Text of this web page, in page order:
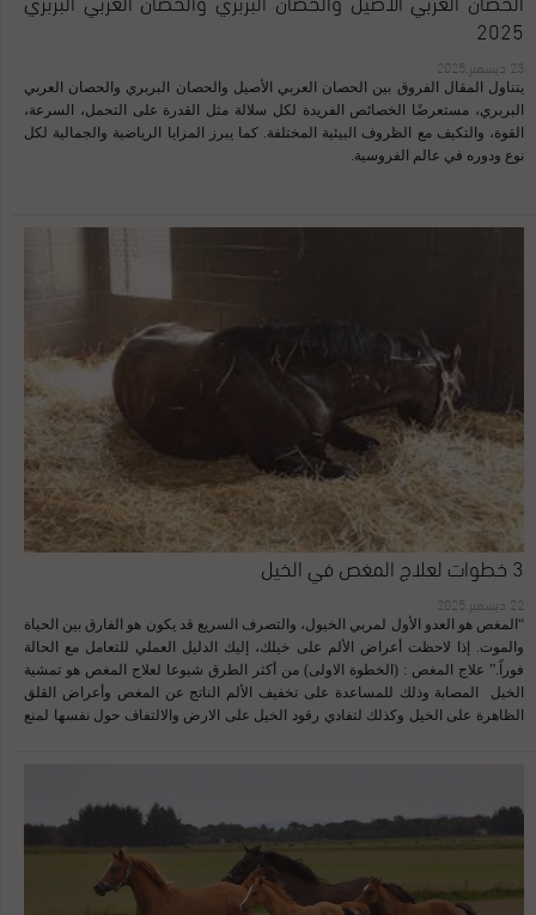
2025
23 ديسمبر,2025
يتناول المقال الفروق بين الحصان العربي الأصيل والحصان البربري والحصان العربي
البربري، مستعرضًا الخصائص الفريدة لكل سلالة مثل القدرة على التحمل، السرعة،
القوة، والتكيف مع الظروف البيئية المختلفة. كما يبرز المزايا الرياضية والجمالية لكل
نوع ودوره في عالم الفروسية.
3 خطوات لعلاج المغص في الخيل
22 ديسمبر,2025
“المغص هو العدو الأول لمربي الخيول، والتصرف السريع قد يكون هو الفارق بين الحياة
والموت. إذا لاحظت أعراض الألم على خيلك، إليك الدليل العملي للتعامل مع الحالة
فوراً.” علاج المغص : (الخطوة الاولى) من أكثر الطرق شيوعا لعلاج المغص هو تمشية
الخيل المصابة وذلك للمساعدة على تخفيف الألم الناتج عن المغص وأعراض القلق
الظاهرة على الخيل وكذلك لتفادي رقود الخيل على الارض والالتفاف حول نفسها لمنع
مهم جدا . (الخطوة الثانية) لتشخيص المغص بالشكل الصحيح وتحديد طريقة العلاج
،عادة مايقوم الطبيب البيطري بإعطاء المسكنات و تعليق المحاليل اللازمة وكثيراً ما
يستخدم زيت البرافين عن طريق أنبوبة خاصة لتليين المعدة وتسهيل حركة الامعاء
وكمسهل لعملية الإخراج ، ومن ثم يقوم الطبيب البيطري المختص بتقييم الخيل فإذا لم
تستجب للعلاج فإنه ينتقل إلى … (الخطوة الثالثة) إذا كان سبب المغص انسداد الامعاء